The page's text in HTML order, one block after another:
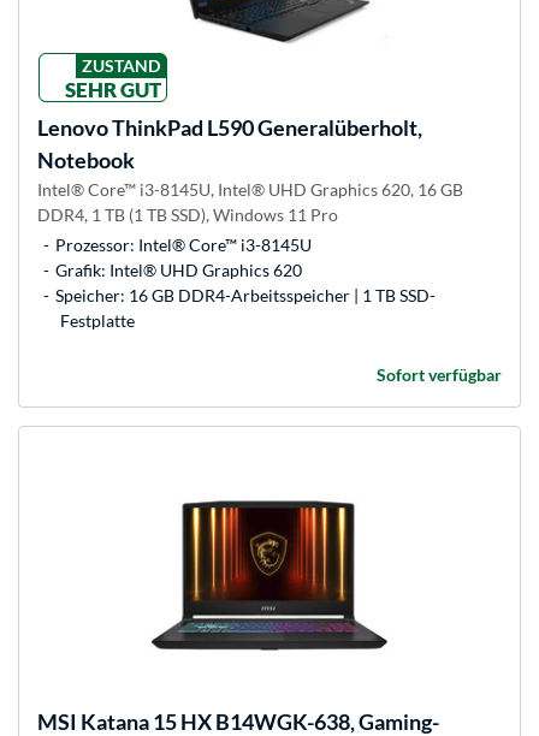
ZUSTAND
SEHR GUT
LenovoThinkPad L590 Generalüberholt,
Notebook
Intel® Core™ i3-8145U, Intel® UHD Graphics 620, 16 GB
DDR4, 1 TB (1 TB SSD), Windows 11 Pro
Prozessor: Intel® Core™ i3-8145U
Grafik: Intel® UHD Graphics 620
Speicher: 16 GB DDR4-Arbeitsspeicher | 1 TB SSD-
Festplatte
Sofort verfügbar
MSI Katana 15 HX B14WGK-638, Gaming-